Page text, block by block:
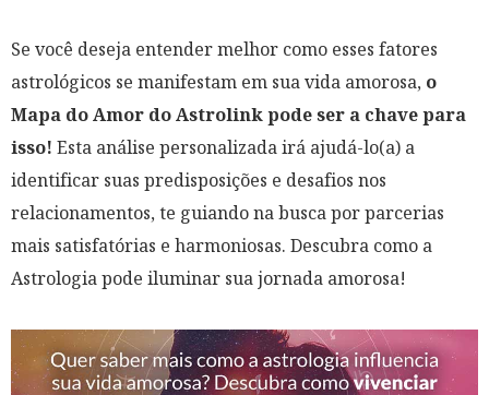
Se você deseja entender melhor como esses fatores
astrológicos se manifestam em sua vida amorosa, o
Mapa do Amor do Astrolink pode ser a chave para
isso! Esta análise personalizada irá ajudá-lo(a) a
identificar suas predisposições e desafios nos
relacionamentos, te guiando na busca por parcerias
mais satisfatórias e harmoniosas. Descubra como a
Astrologia pode iluminar sua jornada amorosa!